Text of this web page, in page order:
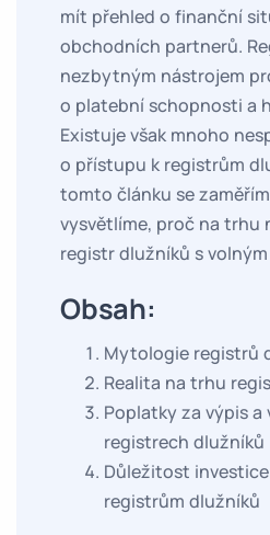
mít přehled o finanční
obchodních partnerů.
nezbytným nástrojem
o platební schopnosti a
Existuje však mnoho
o přístupu k registrům
tomto článku se
vysvětlíme, proč na trhu
registr dlužníků s
Obsah:
Mytologie registrů
Realita na trhu
Poplatky za výpis a
registrech dlužníků
Důležitost
registrům dlužníků